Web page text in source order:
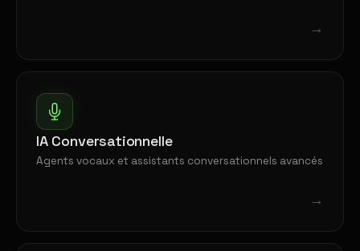
→
IA Conversationnelle
Agents vocaux et assistants conversationnels avancés
→